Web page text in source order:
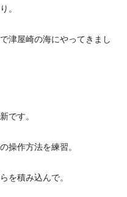
。
津屋崎の海にやってきまし
です。
操作方法を練習。
を積み込んで。